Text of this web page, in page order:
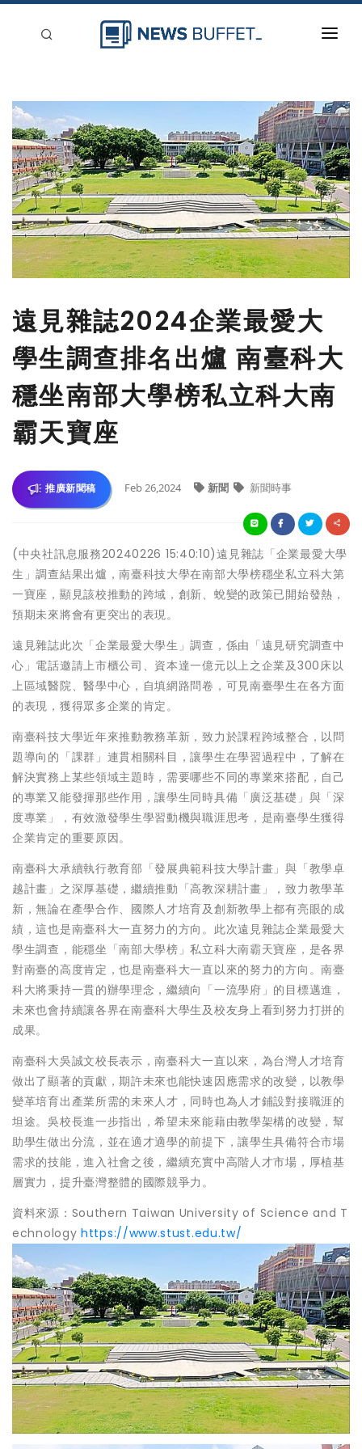
新聞稿分類
登入
刊登
遠見雜誌2024企業最愛大
學生調查排名出爐 南臺科大
穩坐南部大學榜私立科大南
霸天寶座
推廣新聞稿 Feb 26,2024 新聞 新聞時事
(中央社訊息服務20240226 15:40:10)遠見雜誌「企業最愛大學
生」調查結果出爐，南臺科技大學在南部大學榜穩坐私立科大第
一寶座，顯見該校推動的跨域，創新、蛻變的政策已開始發熱，
預期未來將會有更突出的表現。
遠見雜誌此次「企業最愛大學生」調查，係由「遠見研究調查中
心」電話邀請上市櫃公司、資本達一億元以上之企業及300床以
上區域醫院、醫學中心，自填網路問卷，可見南臺學生在各方面
的表現，獲得眾多企業的肯定。
南臺科技大學近年來推動教務革新，致力於課程跨域整合，以問
題導向的「課群」連貫相關科目，讓學生在學習過程中，了解在
解決實務上某些領域主題時，需要哪些不同的專業來搭配，自己
的專業又能發揮那些作用，讓學生同時具備「廣泛基礎」與「深
度專業」，有效激發學生學習動機與職涯思考，是南臺學生獲得
企業肯定的重要原因。
南臺科大承續執行教育部「發展典範科技大學計畫」與「教學卓
越計畫」之深厚基礎，繼續推動「高教深耕計畫」，致力教學革
新，無論在產學合作、國際人才培育及創新教學上都有亮眼的成
績，這也是南臺科大一直努力的方向。此次遠見雜誌企業最愛大
學生調查，能穩坐「南部大學榜」私立科大南霸天寶座，是各界
對南臺的高度肯定，也是南臺科大一直以來的努力的方向。南臺
科大將秉持一貫的辦學理念，繼續向「一流學府」的目標邁進，
未來也會持續讓各界在南臺科大學生及校友身上看到努力打拼的
成果。
南臺科大吳誠文校長表示，南臺科大一直以來，為台灣人才培育
做出了顯著的貢獻，期許未來也能快速因應需求的改變，以教學
變革培育出產業所需的未來人才，同時也為人才鋪設對接職涯的
坦途。吳校長進一步指出，希望未來能藉由教學架構的改變，幫
助學生做出分流，並在適才適學的前提下，讓學生具備符合市場
需求的技能，進入社會之後，繼續充實中高階人才市場，厚植基
層實力，提升臺灣整體的國際競爭力。
資料來源：Southern Taiwan University of Science and T
echnology https://www.stust.edu.tw/